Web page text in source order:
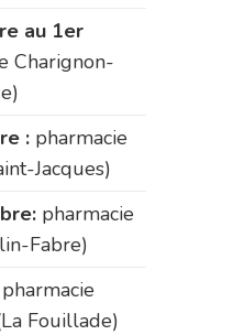
au 1er
Charignon-
: pharmacie
Jacques)
pharmacie
Fabre)
pharmacie
Fouillade)